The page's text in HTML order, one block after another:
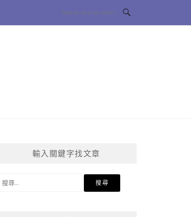
輸入關鍵字找文章